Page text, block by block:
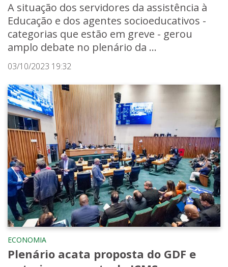
A situação dos servidores da assistência à
Educação e dos agentes socioeducativos -
categorias que estão em greve - gerou
amplo debate no plenário da ...
03/10/2023 19:32
ECONOMIA
Plenário acata proposta do GDF e